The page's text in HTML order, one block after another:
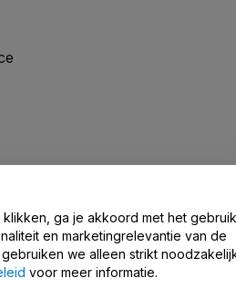
Contact Met Ons Op
klikken, ga je akkoord met het gebruik
en marketingrelevantie van de
we alleen strikt
voor meer informatie.